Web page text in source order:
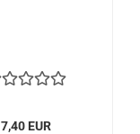
7,40 EUR